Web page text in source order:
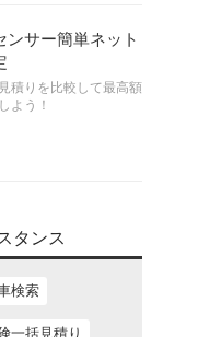
ンサー簡単ネット
積りを比較して最高額
よう！
タンス
検索
一括見積り